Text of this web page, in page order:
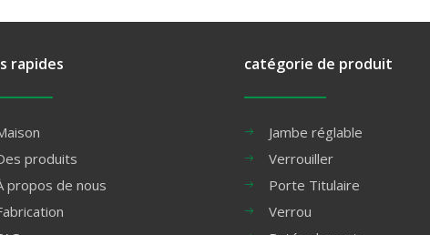
rapides
produits
propos de nous
catégorie de produit
Jambe réglable
Verrouiller
Porte Titulaire
Verrou